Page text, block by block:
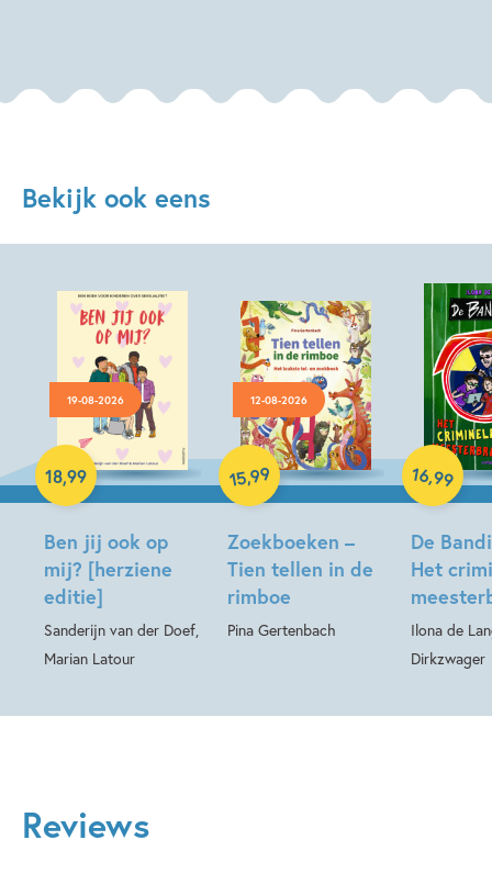
Bekijk ook eens
19-08-2026
Ben jij ook op
mij? [herziene
editie]
Sanderijn van der Doef,
Marian Latour
18,99
Hardcover
12-08-2026
Zoekboeken –
Tien tellen in de
rimboe
Pina Gertenbach
15,99
Hardcover
De
Het
Ilona de
Dirkzwager
16,99
Hardcover
Reviews